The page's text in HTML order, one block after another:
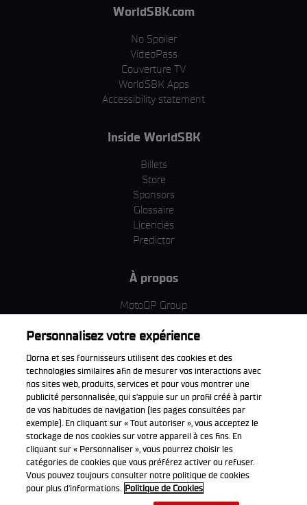
WorldSBK.com
No Spoiler
VideoPass
Couverture TV
WorldSBK Apps
Accessibility statement
Inside WorldSBK
Billets
Store
Sponsors
Glossaire
Licenciés
Predictor
À propos
MotoGP Group
Termes et conditions d'utilisation
Politique de confidentialité
Politique d’achat
Télécharger l'appli officiell
Personnalisez votre expérience
Dorna et ses fournisseurs utilisent des cookies et des
technologies similaires afin de mesurer vos interactions avec
nos sites web, produits, services et pour vous montrer une
publicité personnalisée, qui s’appuie sur un profil créé à partir
de vos habitudes de navigation (les pages consultées par
exemple). En cliquant sur « Tout autoriser », vous acceptez le
stockage de nos cookies sur votre appareil à ces fins. En
cliquant sur « Personnaliser », vous pourrez choisir les
catégories de cookies que vous préférez activer ou refuser.
Vous pouvez toujours consulter notre politique de cookies
pour plus d'informations. Politique de Cookies